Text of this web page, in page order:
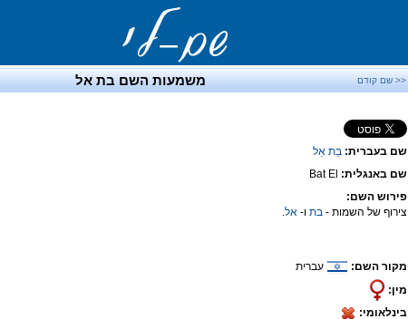
<< שם קודם משמעות השם בת אל
שם בעברית: בַּת אֵל
שם באנגלית: Bat El
פירוש השם:
צירוף של השמות - בת ו- אל.
מקור השם:
עברית
מין:
בינלאומי: